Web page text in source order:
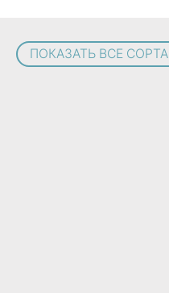
ПОКАЗАТЬ ВСЕ СОРТА